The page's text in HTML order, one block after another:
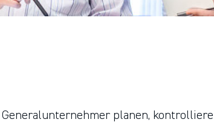
planen,